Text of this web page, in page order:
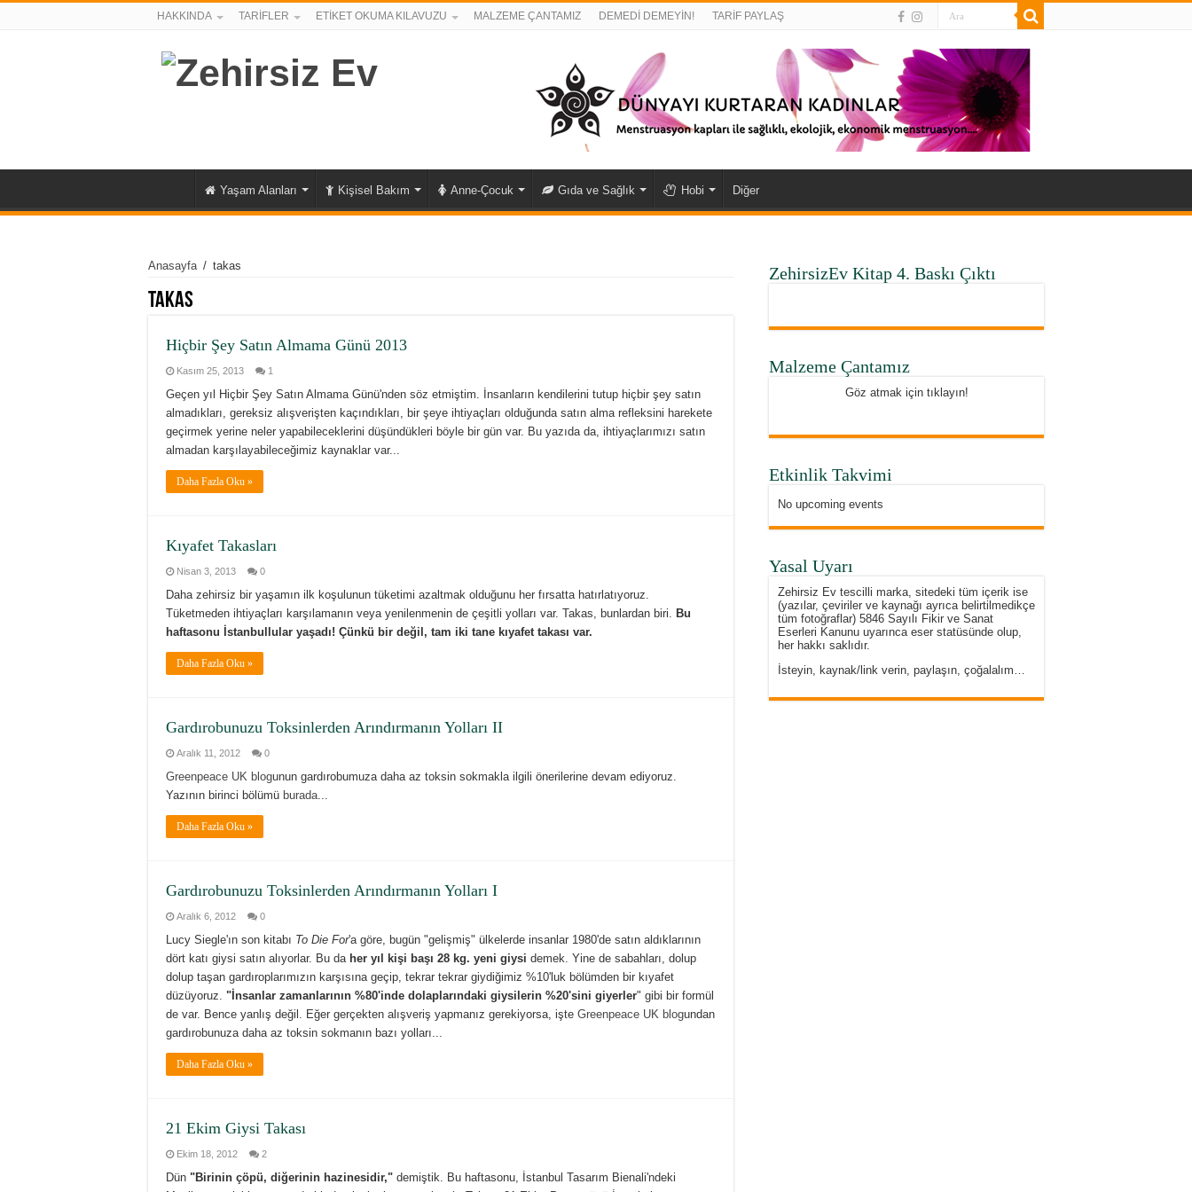
HAKKINDA TARİFLER ETİKET OKUMA KILAVUZU MALZEME ÇANTAMIZ DEMEDİ DEMEYİN! TARİF PAYLAŞ
Yaşam Alanları Kişisel Bakım Anne-Çocuk Gıda ve Sağlık Hobi Diğer
Anasayfa / takas
takas
Hiçbir Şey Satın Almama Günü 2013
Kasım 25, 2013 1
Geçen yıl Hiçbir Şey Satın Almama Günü'nden söz etmiştim. İnsanların kendilerini tutup hiçbir şey satın
almadıkları, gereksiz alışverişten kaçındıkları, bir şeye ihtiyaçları olduğunda satın alma refleksini harekete
geçirmek yerine neler yapabileceklerini düşündükleri böyle bir gün var. Bu yazıda da, ihtiyaçlarımızı satın
almadan karşılayabileceğimiz kaynaklar var...
Daha Fazla Oku »
Kıyafet Takasları
Nisan 3, 2013 0
Daha zehirsiz bir yaşamın ilk koşulunun tüketimi azaltmak olduğunu her fırsatta hatırlatıyoruz.
Tüketmeden ihtiyaçları karşılamanın veya yenilenmenin de çeşitli yolları var. Takas, bunlardan biri. Bu
haftasonu İstanbullular yaşadı! Çünkü bir değil, tam iki tane kıyafet takası var.
Daha Fazla Oku »
Gardırobunuzu Toksinlerden Arındırmanın Yolları II
Aralık 11, 2012 0
Greenpeace UK blogunun gardırobumuza daha az toksin sokmakla ilgili önerilerine devam ediyoruz.
Yazının birinci bölümü burada...
Daha Fazla Oku »
Gardırobunuzu Toksinlerden Arındırmanın Yolları I
Aralık 6, 2012 0
Lucy Siegle'ın son kitabı To Die For'a göre, bugün "gelişmiş" ülkelerde insanlar 1980'de satın aldıklarının
dört katı giysi satın alıyorlar. Bu da her yıl kişi başı 28 kg. yeni giysi demek. Yine de sabahları, dolup
dolup taşan gardıroplarımızın karşısına geçip, tekrar tekrar giydiğimiz %10'luk bölümden bir kıyafet
düzüyoruz. "İnsanlar zamanlarının %80'inde dolaplarındaki giysilerin %20'sini giyerler" gibi bir formül
de var. Bence yanlış değil. Eğer gerçekten alışveriş yapmanız gerekiyorsa, işte Greenpeace UK blogundan
gardırobunuza daha az toksin sokmanın bazı yolları...
Daha Fazla Oku »
21 Ekim Giysi Takası
Ekim 18, 2012 2
Dün "Birinin çöpü, diğerinin hazinesidir," demiştik. Bu haftasonu, İstanbul Tasarım Bienali'ndeki
ZehirsizEv Kitap 4. Baskı Çıktı
Malzeme Çantamız
Göz atmak için tıklayın!
Etkinlik Takvimi
No upcoming events
Yasal Uyarı
Zehirsiz Ev tescilli marka, sitedeki tüm içerik ise
(yazılar, çeviriler ve kaynağı ayrıca belirtilmedikçe
tüm fotoğraflar) 5846 Sayılı Fikir ve Sanat
Eserleri Kanunu uyarınca eser statüsünde olup,
her hakkı saklıdır.
İsteyin, kaynak/link verin, paylaşın, çoğalalım…